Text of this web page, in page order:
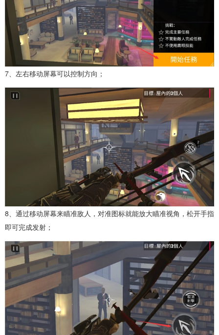
7、左右移动屏幕可以控制方向；
8、通过移动屏幕来瞄准敌人，对准图标就能放大瞄准视角，松开手指
即可完成发射；